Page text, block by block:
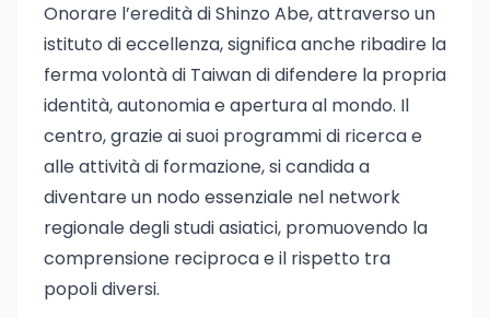
Onorare l’eredità di Shinzo Abe, attraverso un
istituto di eccellenza, significa anche ribadire la
ferma volontà di Taiwan di difendere la propria
identità, autonomia e apertura al mondo. Il
centro, grazie ai suoi programmi di ricerca e
alle attività di formazione, si candida a
diventare un nodo essenziale nel network
regionale degli studi asiatici, promuovendo la
comprensione reciproca e il rispetto tra
popoli diversi.